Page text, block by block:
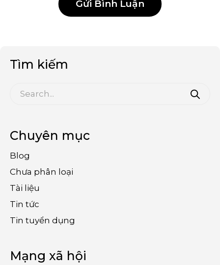
Tìm kiếm
Chuyên mục
Blog
Chưa phân loại
Tài liệu
Tin tức
Tin tuyển dụng
Mạng xã hội